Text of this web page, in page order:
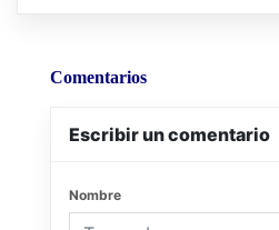
Comentarios
Escribir un comentario
Nombre